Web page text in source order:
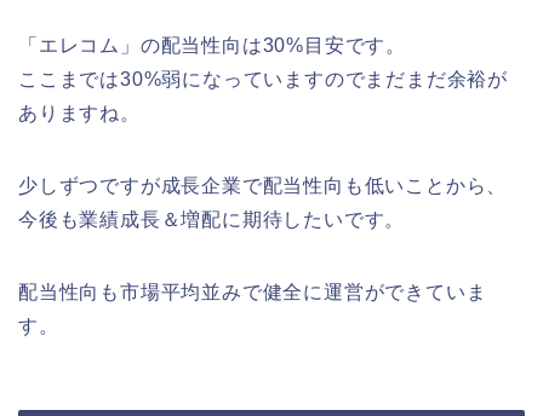
「エレコム」の配当性向は30%目安です。
ここまでは30%弱になっていますのでまだまだ余裕が
ありますね。
少しずつですが成長企業で配当性向も低いことから、
今後も業績成長＆増配に期待したいです。
配当性向も市場平均並みで健全に運営ができていま
す。